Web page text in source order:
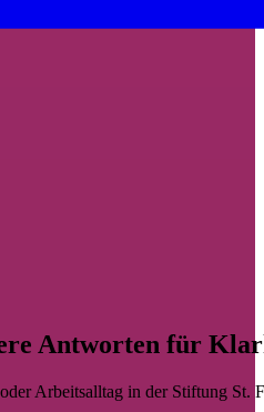
Antworten für
Arbeitsalltag in der Stiftung St.